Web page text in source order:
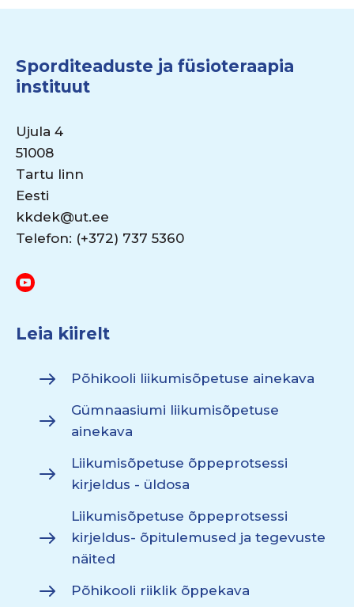
Sporditeaduste ja füsioteraapia
instituut
Ujula 4
51008
Tartu linn
Eesti
kkdek@ut.ee
Telefon: (+372) 737 5360
Leia kiirelt
Põhikooli liikumisõpetuse ainekava
Gümnaasiumi liikumisõpetuse
ainekava
Liikumisõpetuse õppeprotsessi
kirjeldus - üldosa
Liikumisõpetuse õppeprotsessi
kirjeldus- õpitulemused ja tegevuste
näited
Põhikooli riiklik õppekava